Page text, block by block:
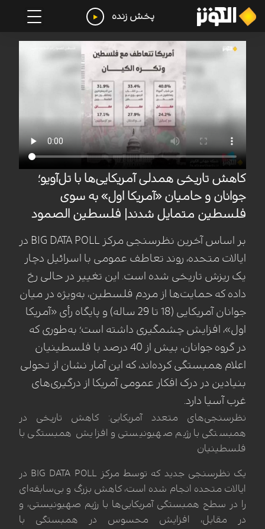
پخش زنده
کاهش تاریخی همدلی آمریکایی‌ها با تل‌آویو؛
جوانان و حامیان «آمریکا اول» به سوی
فلسطین متمایل شدند| فلسطین الصمود
بر اساس آخرین نظرسنجی مرکز BIG DATA POLL در
ایالات متحده، روند تعاطف عمومی با اسرائیل دچار
یک ریزش تاریخی شده است. این تغییر در حالی رخ
داده که حمایت‌ها از مردم فلسطین، به‌ویژه در میان
جوانان آمریکایی (18 تا 29 ساله) و پایگاه رأی «آمریکا
اول»، افزایش چشمگیری داشته است؛ به‌طوری که
در گروه جوانان، بیش از 40 درصد با فلسطینیان
اعلام همبستگی کرده‌اند، که این آمار نشان از تحولی
بنیادین در درک افکار عمومی آمریکا از درگیری‌های
غرب آسیا دارد.
نظرسنجی‌های متعدد آمریکایی: کاهش تاریخی در
همبستگی با رژیم صهیونیستی و افزایش همبستگی با
فلسطینیان
یک نظرسنجی جدید که توسط مرکز BIG DATA POLL در
ایالات متحده انجام شده است، کاهش بزرگ و بی‌سابقه‌ای
را در سطح همبستگی آمریکایی‌ها با رژیم صهیونیستی، و
در مقابل، افزایش محسوس در همبستگی با